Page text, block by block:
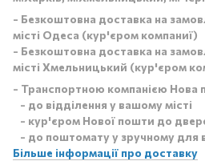
- Безкоштовна доставка на
місті Одеса (кур'єром компаниї)
- Безкоштовна доставка на
місті Хмельницький (кур'єром
- Транспортною компанією Нова
- до відділення у вашому місті
- кур'єром Нової пошти до
- до поштомату у зручному для
Більше інформації про доставку